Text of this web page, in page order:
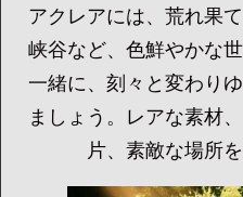
アクレアには、荒れ果
峡谷など、色鮮やかな
一緒に、刻々と変わり
ましょう。レアな素材
片、素敵な場所